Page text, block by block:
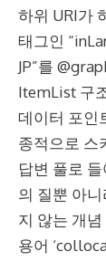
하위 URI가
태그인
JP”를
ItemList 구
데이터 포인
종적으로 스
답변 풀로
의 질뿐 아
지 않는 개
용어